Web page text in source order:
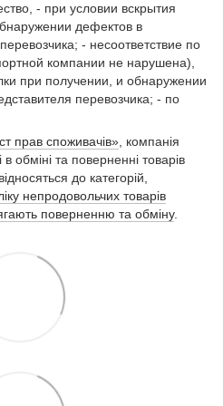
- при условии вскрытия
дефектов в
- несоответствие по
компании не нарушена),
при получении, и обнаружении
перевозчика; - по
прав споживачів», компанія
обміні та поверненні товарів
до категорій,
непродовольчих товарів
поверненню та обміну.